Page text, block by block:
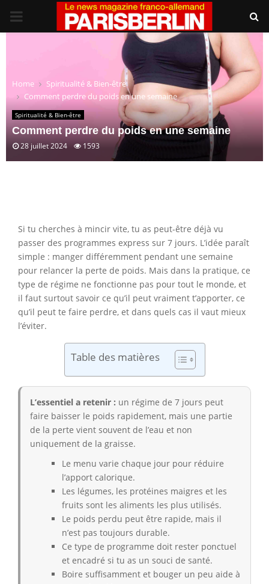
PRIMARY
Home
Spiritualité & Bien-être
Comment perdre du poids en une semaine
Spiritualité & Bien-être
Comment perdre du poids en une semaine
28 juillet 2024 1593
Si tu cherches à mincir vite, tu as peut-être déjà vu
passer des programmes express sur 7 jours. L’idée paraît
simple : manger différemment pendant une semaine
pour relancer la perte de poids. Mais dans la pratique, ce
type de régime ne fonctionne pas pour tout le monde, et
il faut surtout savoir ce qu’il peut vraiment t’apporter, ce
qu’il peut te faire perdre, et dans quels cas il vaut mieux
l’éviter.
Table des matières
L’essentiel a retenir : un régime de 7 jours peut
faire baisser le poids rapidement, mais une partie
de la perte vient souvent de l’eau et non
uniquement de la graisse.
Le menu varie chaque jour pour réduire
l’apport calorique.
Les légumes, les protéines maigres et les
fruits sont les aliments les plus utilisés.
Le poids perdu peut être rapide, mais il
n’est pas toujours durable.
Ce type de programme doit rester ponctuel
et encadré si tu as un souci de santé.
Boire suffisamment et bouger un peu aide à